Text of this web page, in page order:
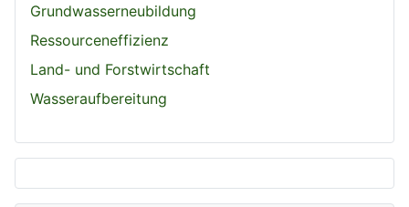
Grundwasserneubildung
Ressourceneffizienz
Land- und Forstwirtschaft
Wasseraufbereitung